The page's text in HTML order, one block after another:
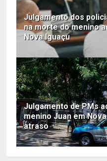
Julgamento dos
na morte do menino
Nova Iguaçu
Julgamento de PMs
menino Juan em
atraso